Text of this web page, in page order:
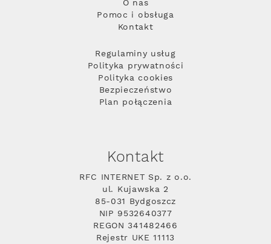
O nas
Pomoc i obsługa
Kontakt
Regulaminy usług
Polityka prywatności
Polityka cookies
Bezpieczeństwo
Plan połączenia
Kontakt
RFC INTERNET Sp. z o.o.
ul. Kujawska 2
85-031 Bydgoszcz
NIP 9532640377
REGON 341482466
Rejestr UKE 11113